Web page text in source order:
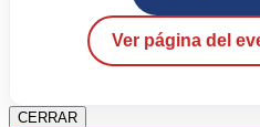
Ver página del
CERRAR